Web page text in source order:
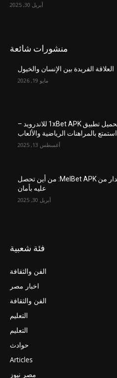
أبريل 30, 2025
منشورات شائعة
العلاقة الفريدة بين الإنسان والخيول
مايو 19, 2026
عنوان: تحميل تطبيق 1xBet APK للاندرويد –
استمتع بالمراهنات الرياضية والألعاب
أغسطس 13, 2025
أحدث إصدار من MelBet APK: من أين تحصل
عليه بأمان
أبريل 30, 2025
فئة شعبية
الفن والثقافة
اخبار مصر
الفن والثقافة
التعليم
التعليم
حوادث
Articles
مصر نيوز